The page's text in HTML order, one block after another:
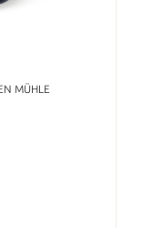
MÜHLE
5 Sternen